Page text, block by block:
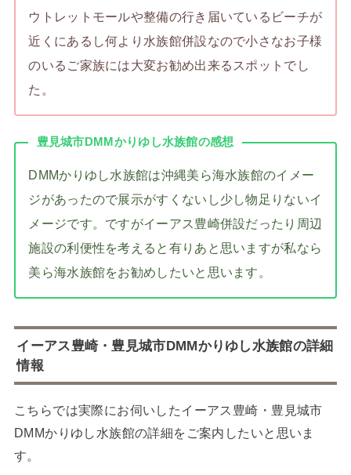
ウトレットモールや整備の行き届いているビーチが
近くにあるし何より水族館併設なので小さなお子様
のいるご家族には大変お勧め出来るスポットでし
た。
豊見城市DMMかりゆし水族館の感想
DMMかりゆし水族館は沖縄美ら海水族館のイメー
ジがあったので展示がすくないし少し物足りないイ
メージです。ですがイーアス豊崎併設だったり周辺
施設の利便性を考えると有りあと思いますが私なら
美ら海水族館をお勧めしたいと思います。
イーアス豊崎・豊見城市DMMかりゆし水族館の詳細
情報
こちらでは実際にお伺いしたイーアス豊崎・豊見城市
DMMかりゆし水族館の詳細をご案内したいと思いま
す。